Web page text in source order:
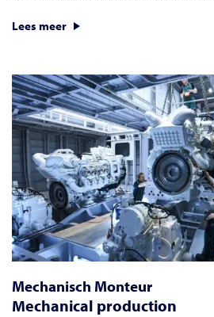
Lees meer
Mechanisch Monteur
Mechanical production